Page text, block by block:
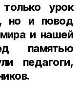
урок
но и повод
и нашей
памятью
педагоги,